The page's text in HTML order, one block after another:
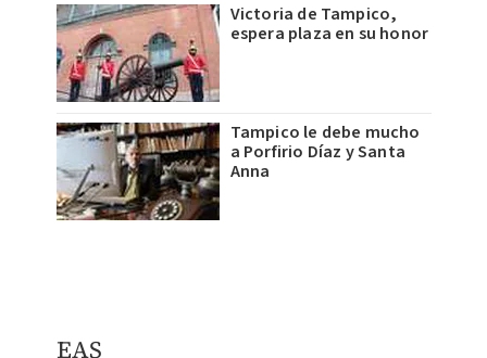
Victoria de Tampico,
espera plaza en su honor
Tampico le debe mucho
a Porfirio Díaz y Santa
Anna
EAS